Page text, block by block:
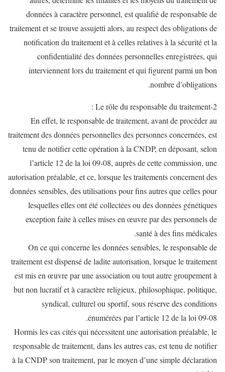
données à caractère personnel, est qualifié de responsable de
traitement et se trouve assujetti alors, au respect des obligations de
notification du traitement et à celles relatives à la sécurité et la
confidentialité des données personnelles enregistrées, qui
interviennent lors du traitement et qui figurent parmi un bon
nombre d’obligations.
2-Le rôle du responsable du traitement :
En effet, le responsable de traitement, avant de procéder au
traitement des données personnelles des personnes concernées, est
tenu de notifier cette opération à la CNDP, en déposant, selon
l’article 12 de la loi 09-08, auprès de cette commission, une
autorisation préalable, et ce, lorsque les traitements concernent des
données sensibles, des utilisations pour fins autres que celles pour
lesquelles elles ont été collectées ou des données génétiques
exception faite à celles mises en œuvre par des personnels de
santé à des fins médicales.
On ce qui concerne les données sensibles, le responsable de
traitement est dispensé de ladite autorisation, lorsque le traitement
est mis en œuvre par une association ou tout autre groupement à
but non lucratif et à caractère religieux, philosophique, politique,
syndical, culturel ou sportif, sous réserve des conditions
énumérées par l’article 12 de la loi 09-08.
Hormis les cas cités qui nécessitent une autorisation préalable, le
responsable de traitement, dans les autres cas, est tenu de notifier
à la CNDP son traitement, par le moyen d’une simple déclaration